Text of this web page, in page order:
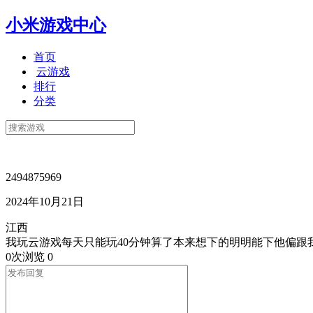
小米游戏中心
首页
云游戏
排行
分类
2494875969
2024年10月21日
江西
我玩云游戏每天只能玩40分钟算了本来想下的明明能下他偏跟
0次浏览 0